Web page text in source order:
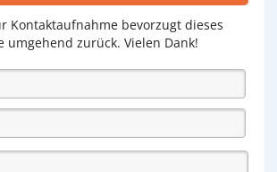
Kontaktaufnahme bevorzugt dieses
umgehend zurück. Vielen Dank!